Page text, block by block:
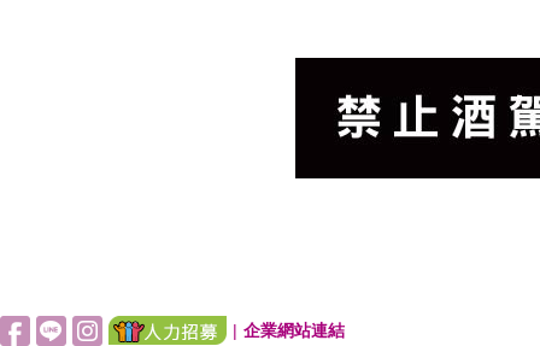
| 企業網站連結